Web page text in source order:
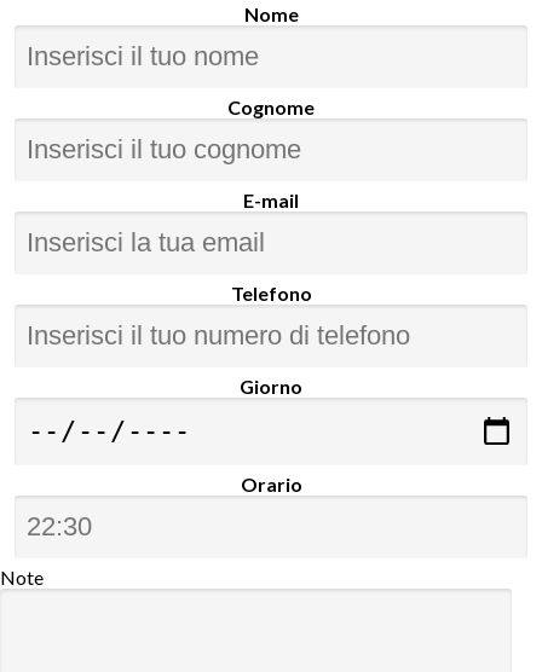
Nome
Cognome
E-mail
Telefono
Giorno
Orario
Note